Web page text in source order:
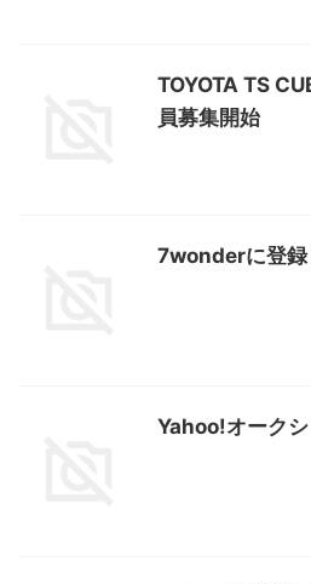
TOYOTA TS
員募集開始
7wonderに登録
Yahoo!オーク